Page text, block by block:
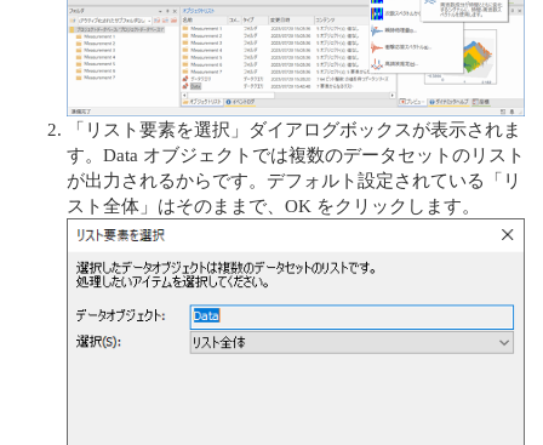
「リスト要素を選択」ダイアログボックスが表示されま
す。Data オブジェクトでは複数のデータセットのリスト
が出力されるからです。デフォルト設定されている「リ
スト全体」はそのままで、OK をクリックします。